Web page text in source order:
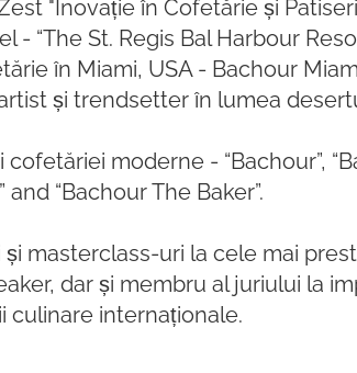
"Inovație în Cofetărie și
“The St. Regis Bal Harbour
în Miami, USA - Bachour
și trendsetter în lumea
moderne - “Bachour”,
and “Bachour The Baker”.
masterclass-uri la cele mai
dar și membru al juriului la
culinare internaționale.